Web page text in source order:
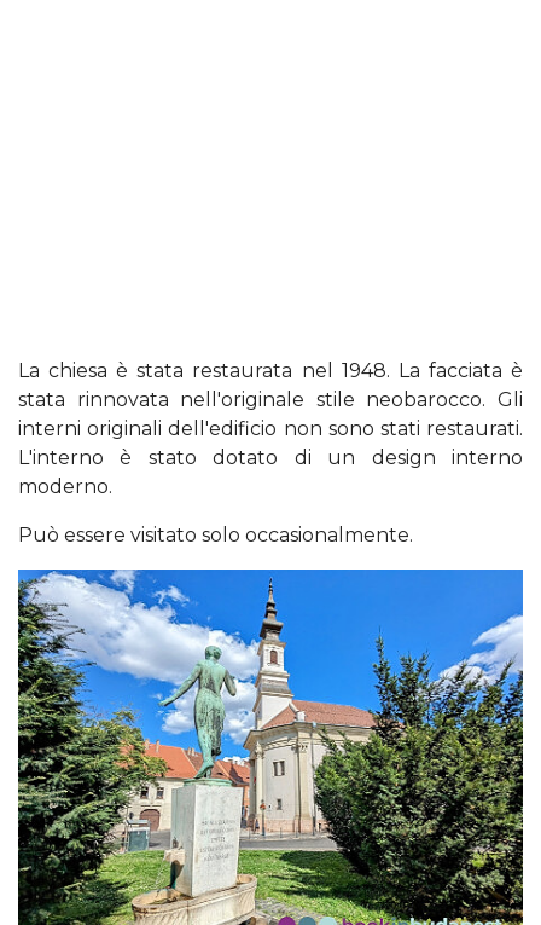
La chiesa è stata restaurata nel 1948. La facciata è
stata rinnovata nell'originale stile neobarocco. Gli
interni originali dell'edificio non sono stati restaurati.
L'interno è stato dotato di un design interno
moderno.
Può essere visitato solo occasionalmente.